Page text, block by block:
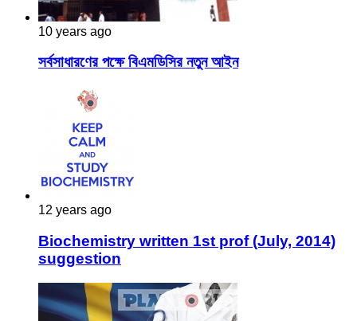
10 years ago
সর্বসাধারণের পক্ষে বিএমডিসির নতুন আইন
12 years ago
Biochemistry written 1st prof (July, 2014)
suggestion